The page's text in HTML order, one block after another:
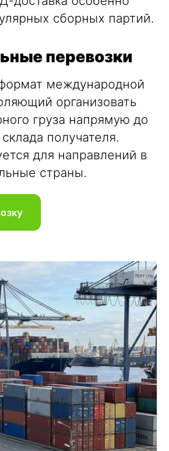
сборных партий.
перевозки
международной
организовать
груза напрямую до
получателя.
для направлений в
страны.